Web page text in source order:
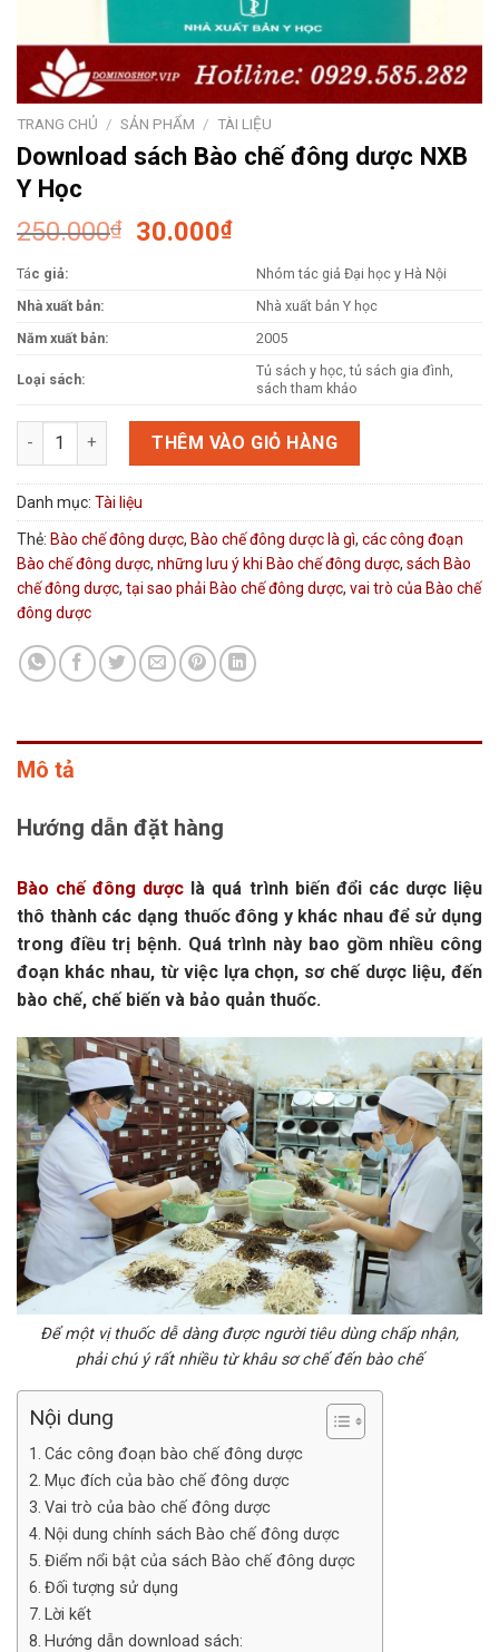
TRANG CHỦ / SẢN PHẨM / TÀI LIỆU
Download sách Bào chế đông dược NXB
Y Học
250.000₫
Giá
250.000₫.
30.000₫Giá
tại
là:
30.000₫.
Tác giả:
Nhóm tác giả Đại học y Hà Nội
Nhà xuất bản:
Nhà xuất bản Y học
Năm xuất bản:
2005
Loại sách:
Tủ sách y học, tủ sách gia đình,
sách tham khảo
Download sách Bào chế đông dược NXB Y Học số lượng
THÊM VÀO GIỎ HÀNG
Danh mục: Tài liệu
Thẻ: Bào chế đông dược, Bào chế đông dược là gì, các công đoạn
Bào chế đông dược, những lưu ý khi Bào chế đông dược, sách Bào
chế đông dược, tại sao phải Bào chế đông dược, vai trò của Bào chế
đông dược
Mô tả
Hướng dẫn đặt hàng
Bào chế đông dược là quá trình biến đổi các dược liệu
thô thành các dạng thuốc đông y khác nhau để sử dụng
trong điều trị bệnh. Quá trình này bao gồm nhiều công
đoạn khác nhau, từ việc lựa chọn, sơ chế dược liệu, đến
bào chế, chế biến và bảo quản thuốc.
Để một vị thuốc dễ dàng được người tiêu dùng chấp nhận,
phải chú ý rất nhiều từ khâu sơ chế đến bào chế
Nội dung
Các công đoạn bào chế đông dược
Mục đích của bào chế đông dược
Vai trò của bào chế đông dược
Nội dung chính sách Bào chế đông dược
Điểm nổi bật của sách Bào chế đông dược
Đối tượng sử dụng
Lời kết
Hướng dẫn download sách: